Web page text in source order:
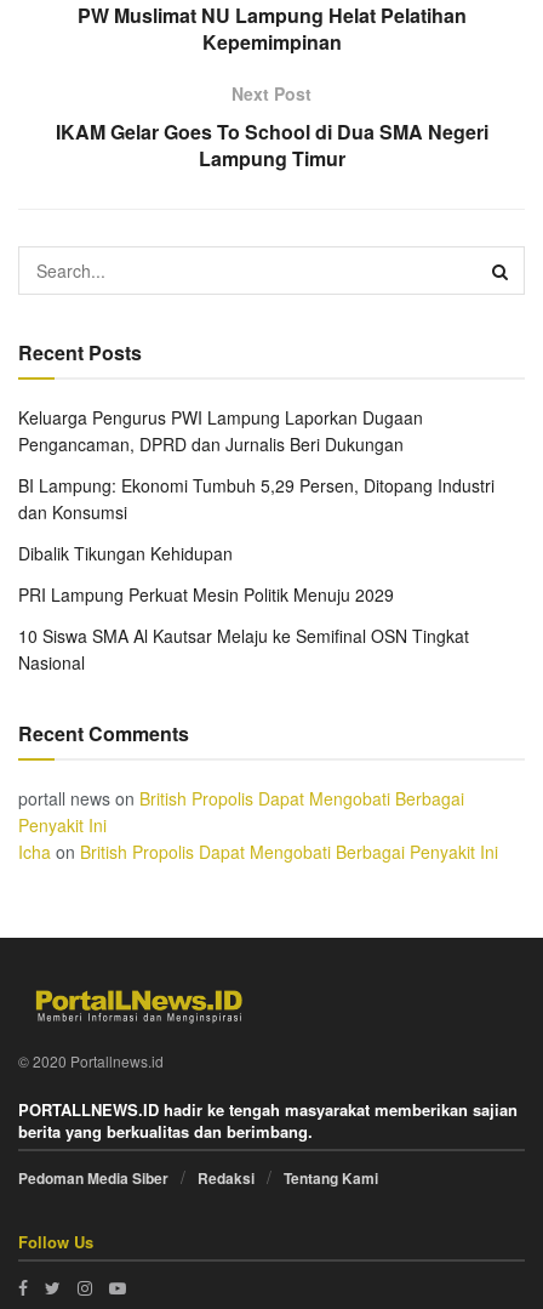
PW Muslimat NU Lampung Helat Pelatihan
Kepemimpinan
Next Post
IKAM Gelar Goes To School di Dua SMA Negeri
Lampung Timur
Recent Posts
Keluarga Pengurus PWI Lampung Laporkan Dugaan
Pengancaman, DPRD dan Jurnalis Beri Dukungan
BI Lampung: Ekonomi Tumbuh 5,29 Persen, Ditopang Industri
dan Konsumsi
Dibalik Tikungan Kehidupan
PRI Lampung Perkuat Mesin Politik Menuju 2029
10 Siswa SMA Al Kautsar Melaju ke Semifinal OSN Tingkat
Nasional
Recent Comments
portall news on British Propolis Dapat Mengobati Berbagai
Penyakit Ini
Icha on British Propolis Dapat Mengobati Berbagai Penyakit Ini
© 2020 Portallnews.id
PORTALLNEWS.ID hadir ke tengah masyarakat memberikan sajian
berita yang berkualitas dan berimbang.
Pedoman Media Siber Redaksi Tentang Kami
Follow Us